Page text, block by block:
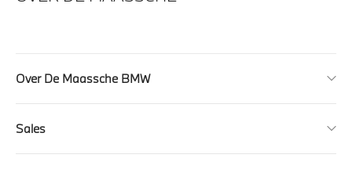
Over De Maassche BMW
Sales